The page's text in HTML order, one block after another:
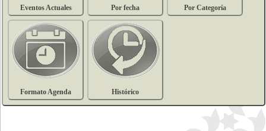
Eventos Actuales Por fecha Por Categoría
Formato Agenda Histórico